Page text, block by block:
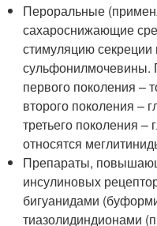
Пероральные
сахароснижающие
стимуляцию
сульфонилмочевины.
первого поколения –
второго поколения –
третьего поколения –
относятся
Препараты,
инсулиновых
бигуанидами
тиазолидиндионами